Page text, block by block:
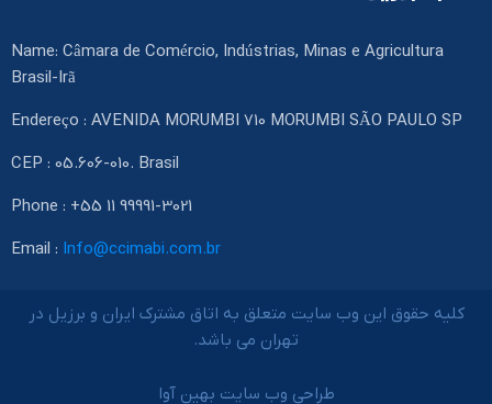
Name: Câmara de Comércio, Indústrias, Minas e Agricultura
Brasil-Irã
Endereço : AVENIDA MORUMBI 710 MORUMBI SÃO PAULO SP
CEP : 05.606-010. Brasil
Phone : +55 11 99991-3021
Email : Info@ccimabi.com.br
کلیه حقوق این وب سایت متعلق به اتاق مشترک ایران و برزیل در
تهران می باشد.
طراحی وب سایت بهین آوا